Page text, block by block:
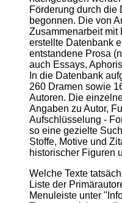
Förderung durch die
begonnen. Die von
Zusammenarbeit mit
erstellte Datenbank
entstandene Prosa
auch Essays,
In die Datenbank
260 Dramen sowie
Autoren. Die
Angaben zu Autor,
Aufschlüsselung -
so eine gezielte
Stoffe, Motive und
historischer Figuren
Welche Texte
Liste der
Menuleiste unter